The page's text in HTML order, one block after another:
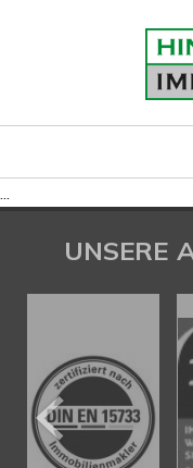
...
UNSERE